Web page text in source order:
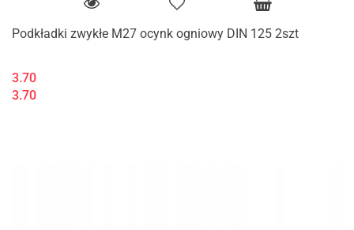
Podkładki zwykłe M27 ocynk ogniowy DIN 125 2szt
3.70
3.70